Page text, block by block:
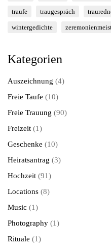
traufe traugespräch
wintergedichte
Kategorien
Auszeichnung (4)
Freie Taufe (10)
Freie Trauung (90)
Freizeit (1)
Geschenke (10)
Heiratsantrag (3)
Hochzeit (91)
Locations (8)
Music (1)
Photography (1)
Rituale (1)